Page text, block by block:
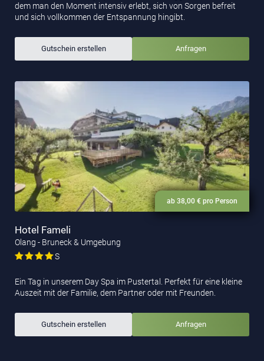
dem man den Moment intensiv erlebt, sich von Sorgen befreit
und sich vollkommen der Entspannung hingibt.
Gutschein erstellen Anfragen
ab 38,00 € pro Person
Hotel Fameli
Olang - Bruneck & Umgebung
S
Ein Tag in unserem Day Spa im Pustertal. Perfekt für eine kleine
Auszeit mit der Familie, dem Partner oder mit Freunden.
Gutschein erstellen Anfragen